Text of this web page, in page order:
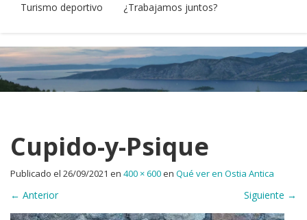
Turismo deportivo
¿Trabajamos juntos?
Cupido-y-Psique
Publicado el 26/09/2021 en 400 × 600en Qué ver en Ostia Antica
← Anterior Siguiente →